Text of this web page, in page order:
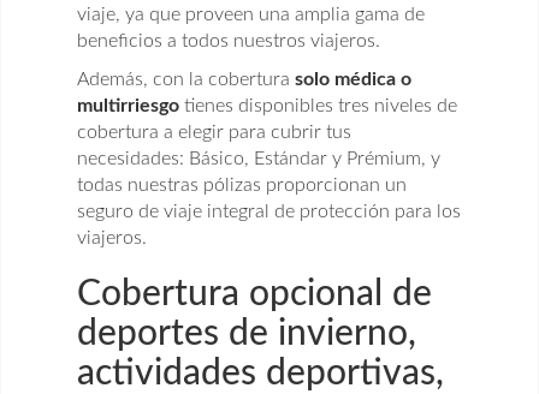
viaje, ya que proveen una amplia gama de
beneficios a todos nuestros viajeros.
Además, con la cobertura solo médica o
multirriesgo tienes disponibles tres niveles de
cobertura a elegir para cubrir tus
necesidades: Básico, Estándar y Prémium, y
todas nuestras pólizas proporcionan un
seguro de viaje integral de protección para los
viajeros.
Cobertura opcional de
deportes de invierno,
actividades deportivas,